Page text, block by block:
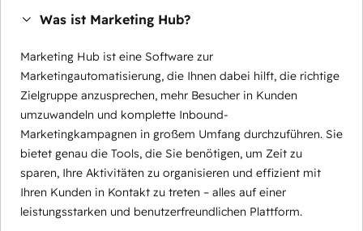
Was ist Marketing Hub?
Marketing Hub ist eine Software zur
Marketingautomatisierung, die Ihnen dabei hilft, die richtige
Zielgruppe anzusprechen, mehr Besucher in Kunden
umzuwandeln und komplette Inbound-
Marketingkampagnen in großem Umfang durchzuführen. Sie
bietet genau die Tools, die Sie benötigen, um Zeit zu
sparen, Ihre Aktivitäten zu organisieren und effizient mit
Ihren Kunden in Kontakt zu treten – alles auf einer
leistungsstarken und benutzerfreundlichen Plattform.